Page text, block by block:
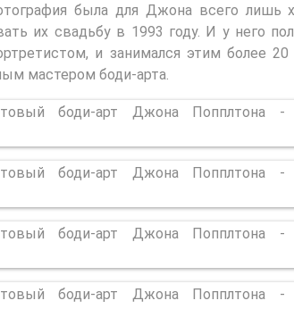
была для Джона всего лишь
их свадьбу в 1993 году. И у него
и занимался этим более
мастером боди-арта.